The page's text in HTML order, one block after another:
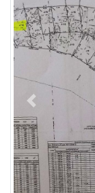
Previous